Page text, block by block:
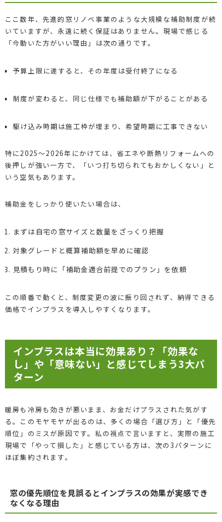
ここ数年、先進的窓リノベ事業のような大規模な補助制度が続
いていますが、永遠に続く保証はありません。現場で感じる
「今動いた方がいい理由」は次の通りです。
予算上限に達すると、その年度は受付終了になる
制度が変わると、同じ仕様でも補助額が下がることがある
駆け込み時期は施工枠が埋まり、希望時期に工事できない
特に2025〜2026年にかけては、省エネや断熱リフォームへの
後押しが強い一方で、「いつ打ち切られてもおかしくない」と
いう空気もあります。
補助金をしっかり使いたい場合は、
まずは自宅の窓サイズと数量をざっくり把握
対象グレードと概算補助額を早めに確認
見積もり時に「補助金適合前提でのプラン」を依頼
この順番で動くと、制度変更の波に振り回されず、納得できる
価格でインプラスを導入しやすくなります。
インプラスは本当に効果あり？「効果な
し」や「意味ない」と感じてしまう3大パ
ターン
暖房も冷房も効きが悪いまま、お金だけプラスされた気がす
る。このモヤモヤが出るのは、多くの場合「選び方」と「優先
順位」のミスが原因です。私の視点で言いますと、実際の施工
現場で「やって損した」と感じている方は、次の3パターンに
ほぼ集約されます。
窓の優先順位を見誤るとインプラスの効果が実感でき
なくなる理由